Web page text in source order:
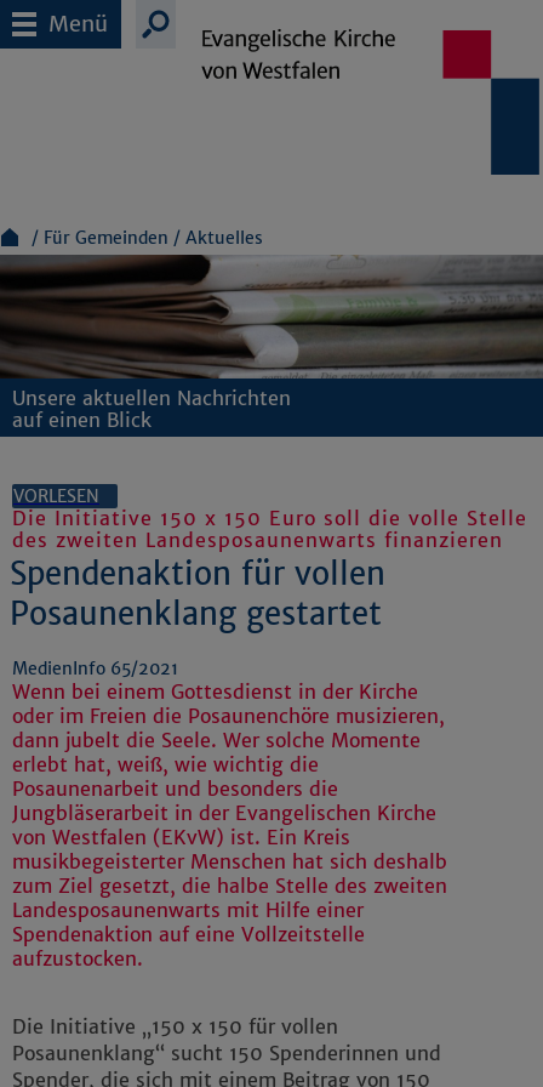
Menü
Für Gemeinden Aktuelles
Unsere aktuellen Nachrichten
auf einen Blick
VORLESEN
Die Initiative 150 x 150 Euro soll die volle Stelle
des zweiten Landesposaunenwarts finanzieren
Spendenaktion für vollen
Posaunenklang gestartet
MedienInfo 65/2021
Wenn bei einem Gottesdienst in der Kirche
oder im Freien die Posaunenchöre musizieren,
dann jubelt die Seele. Wer solche Momente
erlebt hat, weiß, wie wichtig die
Posaunenarbeit und besonders die
Jungbläserarbeit in der Evangelischen Kirche
von Westfalen (EKvW) ist. Ein Kreis
musikbegeisterter Menschen hat sich deshalb
zum Ziel gesetzt, die halbe Stelle des zweiten
Landesposaunenwarts mit Hilfe einer
Spendenaktion auf eine Vollzeitstelle
aufzustocken.
Die Initiative „150 x 150 für vollen
Posaunenklang“ sucht 150 Spenderinnen und
Spender, die sich mit einem Beitrag von 150